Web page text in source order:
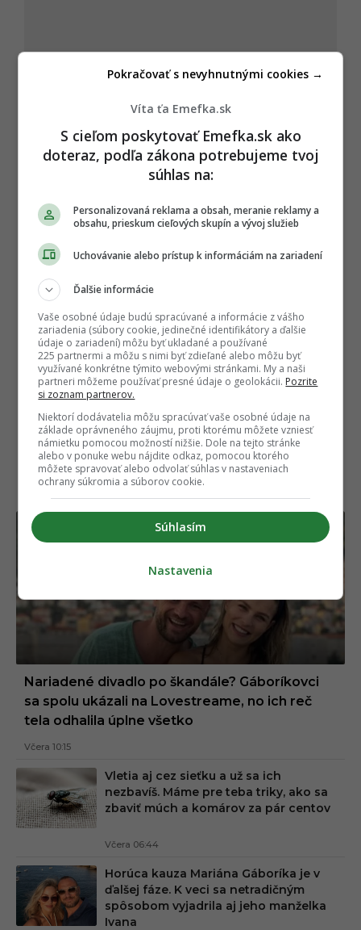
Autor
DUŠAN ŠUTARÍK
Filmový a televízny kritik, ktorý v EMEFKA uplatňuje
svoje vzdelanie z Vysokej školy múzických umení v
Bratislave. Vďaka odbornému vhľadu do réžie,
dramaturgie a scenáristiky priná
NAJČÍTANEJŠIE
Nariadené divadlo po škandále? Gáboríkovci
sa spolu ukázali na Lovestreame, no ich reč
tela odhalila úplne všetko
Včera 10:15
Vletia aj cez sieťku a už sa ich
nezbavíš. Máme pre teba triky, ako sa
zbaviť múch a komárov za pár centov
Včera 06:44
Horúca kauza Mariána Gáboríka je v
ďalšej fáze. K veci sa netradičným
spôsobom vyjadrila aj jeho manželka
Ivana
Víta ťa Emefka.sk
S cieľom poskytovať Emefka.sk ako
doteraz, podľa zákona potrebujeme tvoj
súhlas na:
Personalizovaná reklama a obsah, meranie reklamy a
obsahu, prieskum cieľových skupín a vývoj služieb
Uchovávanie alebo prístup k informáciám na zariadení
Ďalšie informácie
Vaše osobné údaje budú spracúvané a informácie z vášho
zariadenia (súbory cookie, jedinečné identifikátory a ďalšie
údaje o zariadení) môžu byť ukladané a používané
225 partnermi a môžu s nimi byť zdieľané alebo môžu byť
využívané konkrétne týmito webovými stránkami. My a naši
partneri môžeme používať presné údaje o geolokácii. Pozrite
si zoznam partnerov.
Niektorí dodávatelia môžu spracúvať vaše osobné údaje na
základe oprávneného záujmu, proti ktorému môžete vzniesť
námietku pomocou možností nižšie. Dole na tejto stránke
alebo v ponuke webu nájdite odkaz, pomocou ktorého
môžete spravovať alebo odvolať súhlas v nastaveniach
ochrany súkromia a súborov cookie.
Súhlasím
Pokračovať s nevyhnutnými cookies →
Nastavenia